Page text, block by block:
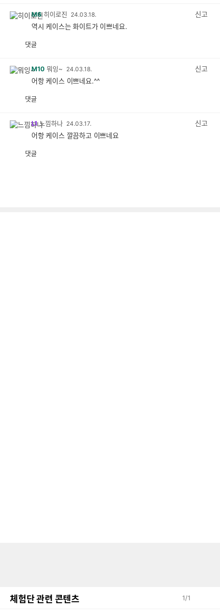
M6 히이로진 24.03.18.
신고
역시 케이스는 화이트가 이쁘네요.
댓글
M10 뭐잉~ 24.03.18.
신고
어항 케이스 이쁘네요.^^
댓글
L1 느낌하나 24.03.17.
신고
어항 케이스 깔끔하고 이쁘네요
댓글
체험단 관련 콘텐츠 1/1